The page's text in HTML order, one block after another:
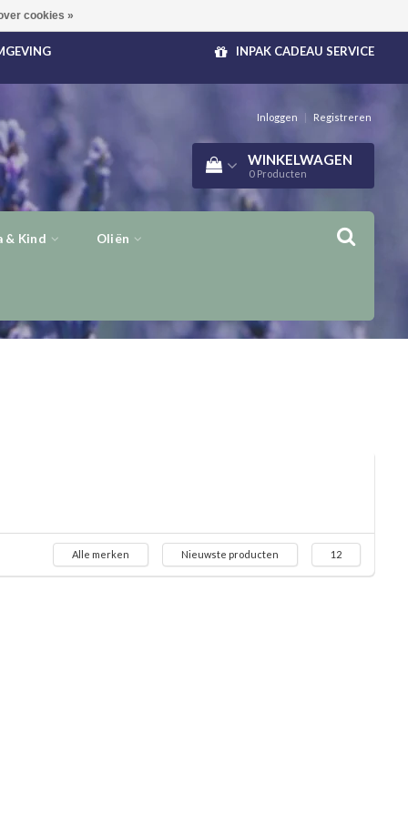
INPAK CADEAU SERVICE
Inloggen | Registreren
WINKELWAGEN
0 Producten
& Kind Oliën
Alle merken Nieuwste producten 12
cookies »